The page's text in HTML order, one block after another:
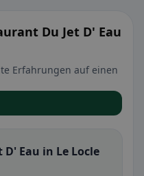
Du Jet D' Eau
Erfahrungen auf einen
Eau in Le Locle